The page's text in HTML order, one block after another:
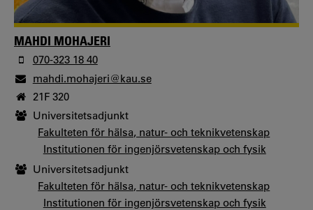
MAHDI MOHAJERI
070-323 18 40
mahdi.mohajeri@kau.se
21F 320
Universitetsadjunkt
Fakulteten för hälsa, natur- och teknikvetenskap
Institutionen för ingenjörsvetenskap och fysik
Universitetsadjunkt
Fakulteten för hälsa, natur- och teknikvetenskap
Institutionen för ingenjörsvetenskap och fysik